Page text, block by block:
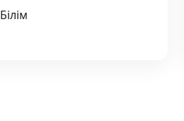
Білім